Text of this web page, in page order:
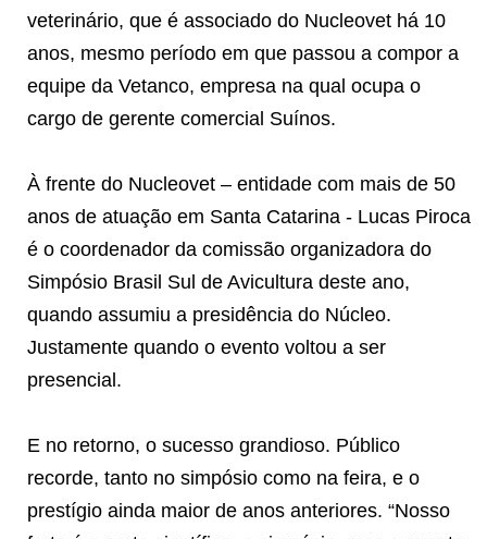
veterinário, que é associado do Nucleovet há 10
anos, mesmo período em que passou a compor a
equipe da Vetanco, empresa na qual ocupa o
cargo de gerente comercial Suínos.
À frente do Nucleovet – entidade com mais de 50
anos de atuação em Santa Catarina - Lucas Piroca
é o coordenador da comissão organizadora do
Simpósio Brasil Sul de Avicultura deste ano,
quando assumiu a presidência do Núcleo.
Justamente quando o evento voltou a ser
presencial.
E no retorno, o sucesso grandioso. Público
recorde, tanto no simpósio como na feira, e o
prestígio ainda maior de anos anteriores. “Nosso